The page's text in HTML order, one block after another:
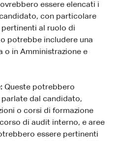
essere elencati i
con particolare
al ruolo di
potrebbe includere una
o in Amministrazione e
Queste potrebbero
dal candidato,
o corsi di formazione
di audit interno, e aree
essere pertinenti